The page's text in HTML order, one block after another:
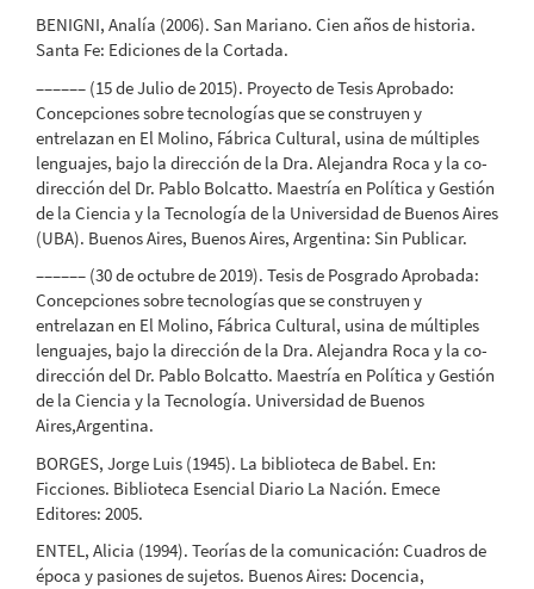
BENIGNI, Analía (2006). San Mariano. Cien años de historia.
Santa Fe: Ediciones de la Cortada.
–––––– (15 de Julio de 2015). Proyecto de Tesis Aprobado:
Concepciones sobre tecnologías que se construyen y
entrelazan en El Molino, Fábrica Cultural, usina de múltiples
lenguajes, bajo la dirección de la Dra. Alejandra Roca y la co-
dirección del Dr. Pablo Bolcatto. Maestría en Política y Gestión
de la Ciencia y la Tecnología de la Universidad de Buenos Aires
(UBA). Buenos Aires, Buenos Aires, Argentina: Sin Publicar.
–––––– (30 de octubre de 2019). Tesis de Posgrado Aprobada:
Concepciones sobre tecnologías que se construyen y
entrelazan en El Molino, Fábrica Cultural, usina de múltiples
lenguajes, bajo la dirección de la Dra. Alejandra Roca y la co-
dirección del Dr. Pablo Bolcatto. Maestría en Política y Gestión
de la Ciencia y la Tecnología. Universidad de Buenos
Aires,Argentina.
BORGES, Jorge Luis (1945). La biblioteca de Babel. En:
Ficciones. Biblioteca Esencial Diario La Nación. Emece
Editores: 2005.
ENTEL, Alicia (1994). Teorías de la comunicación: Cuadros de
época y pasiones de sujetos. Buenos Aires: Docencia,